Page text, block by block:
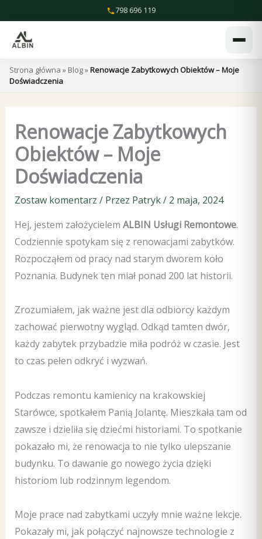
do
treści
798 696 119
Strona główna » Blog»Renowacje Zabytkowych Obiektów – Moje
Doświadczenia
Renowacje Zabytkowych
Obiektów – Moje
Doświadczenia
Zostaw komentarz / Przez Patryk/ 2 maja, 2024
Hej, jestem założycielem ALBIN Usługi Remontowe.
Codziennie spotykam się z renowacjami zabytków.
Rozpocząłem od pracy nad starym dworem koło
Poznania. Budynek ten miał ponad 200 lat historii.
Zrozumiałem, jak ważne jest dla odbiorcy każdym
zachować pierwotny wygląd. Odkąd tamten dwór,
każdy zabytek przybadzie miła podróż w czasie. Jest
to czas pełen odkryć i wyzwań.
Podczas remontu kamienicy na krakowskiej
Starówce, spotkałem Panią Jolantę. Mieszkała tam od
zawsze i dzieliła się dziećmi historiami. To spotkanie
pokazało mi, że renowacja to nie tylko ulepszanie
budynku. To dawanie go nowego życia dzięki
historiom lub rodzinnym legendom.
Moje prace nad zabytkami uczyły mnie ważne lekcje.
Pokazały mi, jak połączyć najnowsze technologie z